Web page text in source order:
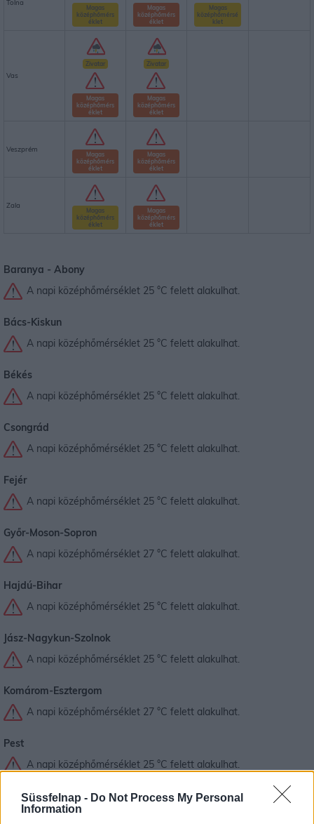
Süssfelnap - Do Not Process My Personal
Information
Tolna
Magas
középhőmérs
éklet
Magas
középhőmérs
éklet
Magas
középhőmérsé
klet
Vas
Zivatar
Magas
középhőmérs
éklet
Zivatar
Magas
középhőmérs
éklet
Veszprém
Magas
középhőmérs
éklet
Magas
középhőmérs
éklet
Zala
Magas
középhőmérs
éklet
Magas
középhőmérs
éklet
Baranya - Abony
A napi középhőmérséklet 25 °C felett alakulhat.
Bács-Kiskun
A napi középhőmérséklet 25 °C felett alakulhat.
Békés
A napi középhőmérséklet 25 °C felett alakulhat.
Csongrád
A napi középhőmérséklet 25 °C felett alakulhat.
Fejér
A napi középhőmérséklet 25 °C felett alakulhat.
Győr-Moson-Sopron
A napi középhőmérséklet 27 °C felett alakulhat.
Hajdú-Bihar
A napi középhőmérséklet 25 °C felett alakulhat.
Jász-Nagykun-Szolnok
A napi középhőmérséklet 25 °C felett alakulhat.
Komárom-Esztergom
A napi középhőmérséklet 27 °C felett alakulhat.
Pest
A napi középhőmérséklet 25 °C felett alakulhat.
Somogy
A napi középhőmérséklet 25 °C felett alakulhat.